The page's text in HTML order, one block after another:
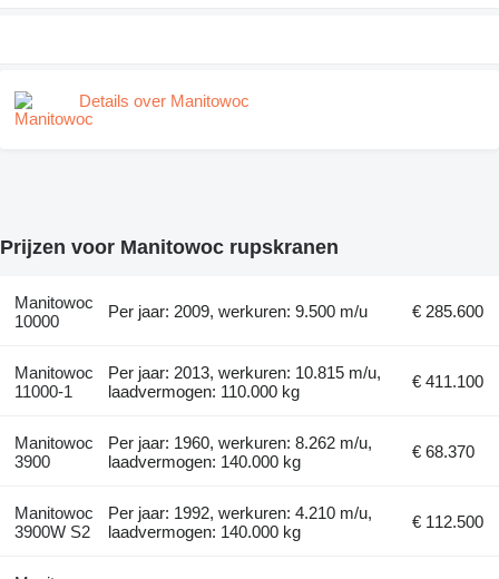
Details over Manitowoc
Prijzen voor Manitowoc rupskranen
Manitowoc
10000
Per jaar: 2009, werkuren: 9.500 m/u € 285.600
Manitowoc
11000-1
Per jaar: 2013, werkuren: 10.815 m/u,
laadvermogen: 110.000 kg
€ 411.100
Manitowoc
3900
Per jaar: 1960, werkuren: 8.262 m/u,
laadvermogen: 140.000 kg
€ 68.370
Manitowoc
3900W S2
Per jaar: 1992, werkuren: 4.210 m/u,
laadvermogen: 140.000 kg
€ 112.500